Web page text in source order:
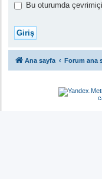
Bu oturumda
Ana sayfa Forum ana